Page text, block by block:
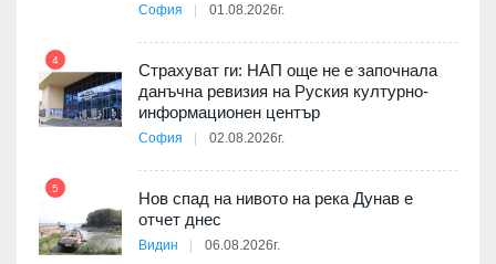
София 01.08.2026г.
4
Страхуват ги: НАП още не е започнала
данъчна ревизия на Руския културно-
информационен център
София 02.08.2026г.
5
Нов спад на нивото на река Дунав е
отчет днес
Видин 06.08.2026г.